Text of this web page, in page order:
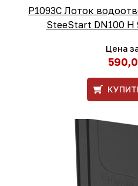
Р1093С Лоток
SteeStart DN100
Цена